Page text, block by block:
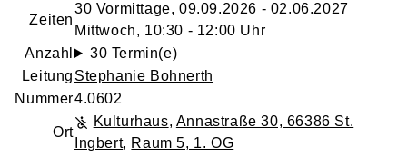
Zeiten
30 Vormittage, 09.09.2026 - 02.06.2027
Mittwoch, 10:30 - 12:00 Uhr
Anzahl
30 Termin(e)
Leitung Stephanie Bohnerth
Nummer4.0602
Ort
Kulturhaus, Annastraße 30, 66386 St.
Ingbert, Raum 5, 1. OG